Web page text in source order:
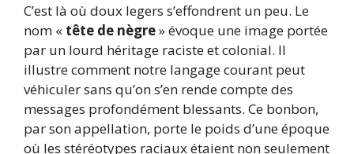
C’est là où doux legers s’effondrent un peu. Le
nom « tête de nègre» évoque une image portée
par un lourd héritage raciste et colonial. Il
illustre comment notre langage courant peut
véhiculer sans qu’on s’en rende compte des
messages profondément blessants. Ce bonbon,
par son appellation, porte le poids d’une époque
où les stéréotypes raciaux étaient non seulement